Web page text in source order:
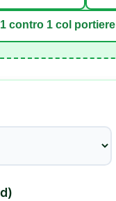
1 contro 1 col portiere